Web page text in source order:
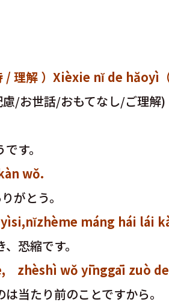
/ 理解 ）Xièxie nĭ de
/お世話/おもてなし/ご理解)
す。
wǒ.
がとう。
yìsi,nĭzhème máng hái lái
恐縮です。
zhèshì wǒ yīnggāi zuò
当たり前のことですから。